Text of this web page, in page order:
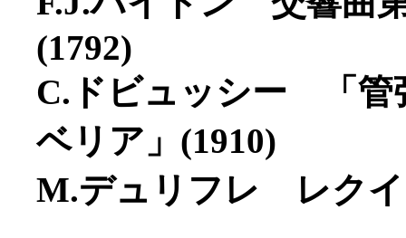
(1792)
C.ドビュッシー 「管
ベリア」(1910)
M.デュリフレ レクイ